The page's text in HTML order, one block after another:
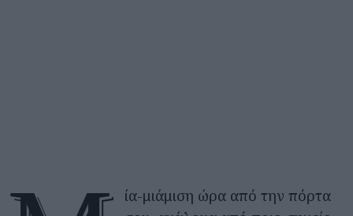
ία-μιάμιση ώρα από την πόρτα